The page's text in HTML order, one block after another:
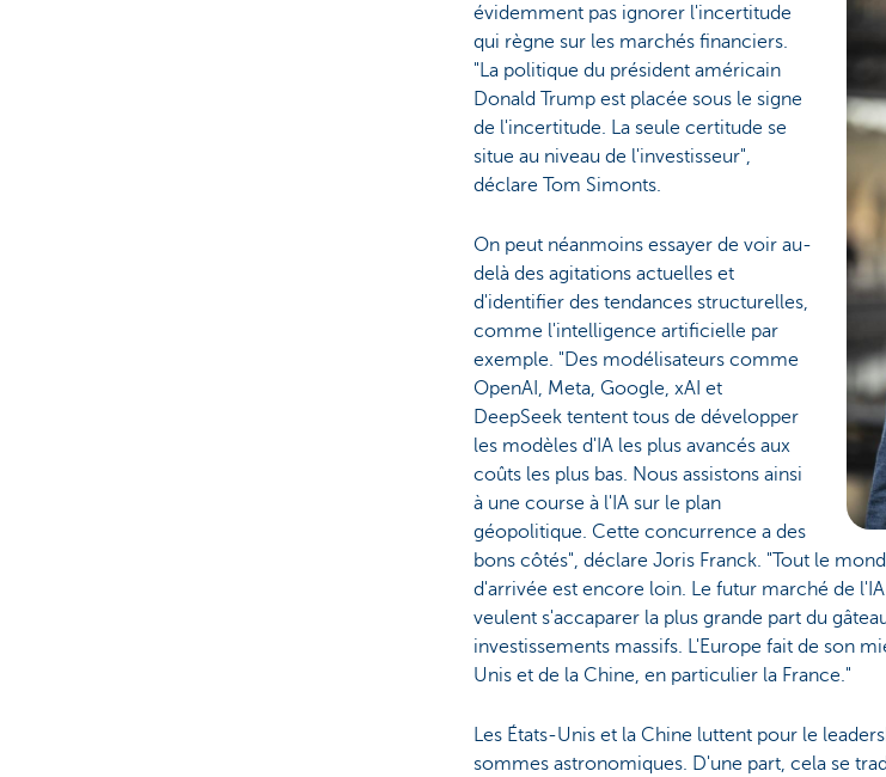
évidemment pas ignorer l'incertitude
qui règne sur les marchés financiers.
"La politique du président américain
Donald Trump est placée sous le signe
de l'incertitude. La seule certitude se
situe au niveau de l'investisseur",
déclare Tom Simonts.
On peut néanmoins essayer de voir au-
delà des agitations actuelles et
d'identifier des tendances structurelles,
comme l'intelligence artificielle par
exemple. "Des modélisateurs comme
OpenAI, Meta, Google, xAI et
DeepSeek tentent tous de développer
les modèles d'IA les plus avancés aux
coûts les plus bas. Nous assistons ainsi
à une course à l'IA sur le plan
géopolitique. Cette concurrence a des
bons côtés", déclare Joris Franck. "Tout le
d'arrivée est encore loin. Le futur marché de
veulent s'accaparer la plus grande part du
investissements massifs. L'Europe fait de son
Unis et de la Chine, en particulier la France."
Les États-Unis et la Chine luttent pour le
sommes astronomiques. D'une part, cela se